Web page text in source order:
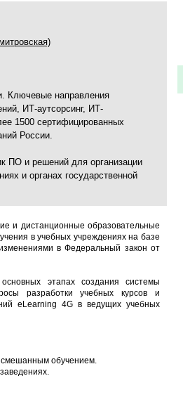
Ключевые направления
ИТ-аутсорсинг, ИТ-
1500 сертифицированных
России.
ПО и решений для организации
и органах государственной
и дистанционные образовательные
в учебных учреждениях на базе
в Федеральный закон от
этапах создания системы
разработки учебных курсов и
eLearning 4G в ведущих учебных
смешанным обучением.